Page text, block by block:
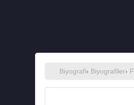
Biyografi› Biyografiler›